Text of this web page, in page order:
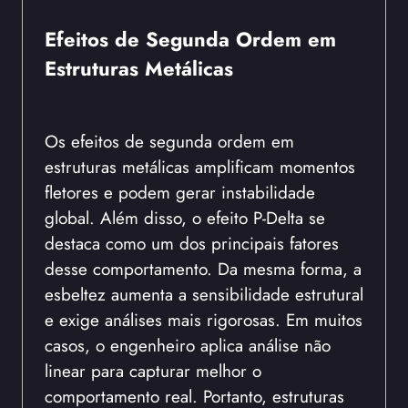
Efeitos de Segunda Ordem em
Estruturas Metálicas
Os efeitos de segunda ordem em
estruturas metálicas amplificam momentos
fletores e podem gerar instabilidade
global. Além disso, o efeito P-Delta se
destaca como um dos principais fatores
desse comportamento. Da mesma forma, a
esbeltez aumenta a sensibilidade estrutural
e exige análises mais rigorosas. Em muitos
casos, o engenheiro aplica análise não
linear para capturar melhor o
comportamento real. Portanto, estruturas